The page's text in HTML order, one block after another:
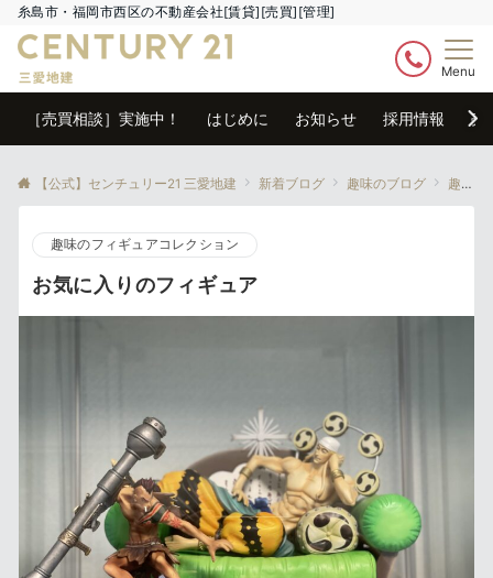
糸島市・福岡市西区の不動産会社[賃貸][売買][管理]
Menu
［売買相談］実施中！ はじめに お知らせ 採用情報 売
【公式】センチュリー21 三愛地建 新着ブログ 趣味のブログ 趣味のフィギュアコレクション
趣味のフィギュアコレクション
お気に入りのフィギュア